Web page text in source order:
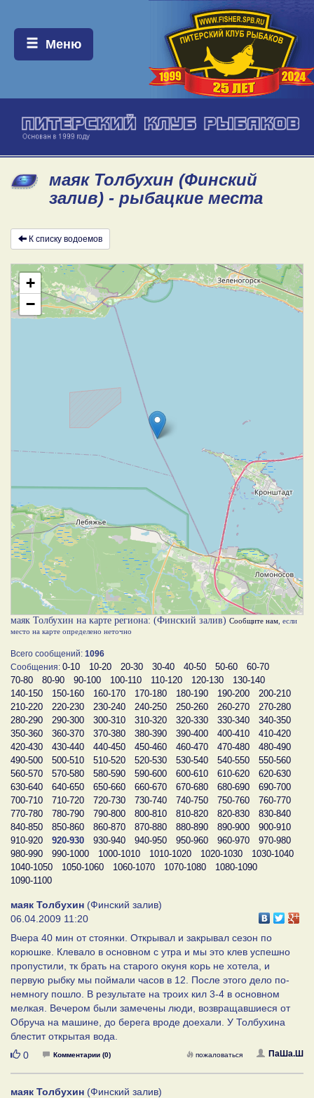
Меню:
Меню
маяк Толбухин (Финский
залив) - рыбацкие места
К списку водоемов
+
−
маяк Толбухин на карте региона: (Финский залив) Сообщите нам , если
место на карте определено неточно
Всего сообщений: 1096
Сообщения: 0-10 10-20 20-30 30-40 40-50 50-60
60-70
70-80
80-90 90-100 100-110 110-120 120-130
130-140
140-150
150-160 160-170 170-180 180-190 190-200
200-210
210-220
220-230 230-240 240-250 250-260 260-270
270-280
280-290
290-300 300-310 310-320 320-330 330-340
340-350
350-360
360-370 370-380 380-390 390-400 400-410
410-420
420-430
430-440 440-450 450-460 460-470 470-480
480-490
490-500
500-510 510-520 520-530 530-540 540-550
550-560
560-570
570-580 580-590 590-600 600-610 610-620
620-630
630-640
640-650 650-660 660-670 670-680 680-690
690-700
700-710
710-720 720-730 730-740 740-750 750-760
760-770
770-780
780-790 790-800 800-810 810-820 820-830
830-840
840-850
850-860 860-870 870-880 880-890 890-900
900-910
910-920
920-930 930-940 940-950 950-960 960-970
970-980
980-990
990-1000 1000-1010 1010-1020 1020-1030
1030-1040
1040-1050
1050-1060 1060-1070 1070-1080
1080-1090
1090-1100
маяк Толбухин (Финский залив)
06.04.2009 11:20
Вчера 40 мин от стоянки. Открывал и закрывал сезон по
корюшке. Клевало в основном с утра и мы это клев успешно
пропустили, тк брать на старого окуня корь не хотела, и
первую рыбку мы поймали часов в 12. После этого дело по-
немногу пошло. В результате на троих кил 3-4 в основном
мелкая. Вечером были замечены люди, возвращавшиеся от
Обруча на машине, до берега вроде доехали. У Толбухина
блестит открытая вода.
Нравится
0 Комментарии (0) ПаШа.Ш
пожаловаться
маяк Толбухин (Финский залив)